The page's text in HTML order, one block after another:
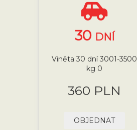
30 DNÍ
Viněta 30 dní 3001-3500
kg 0
360 PLN
OBJEDNAT